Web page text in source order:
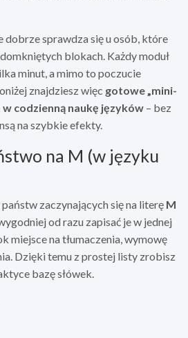
dobrze sprawdza się u osób, które
blokach. Każdy moduł
minut, a mimo to poczucie
znajdziesz więc gotowe „mini-
w codzienną naukę języków – bez
na szybkie efekty.
na M (w języku
zaczynających się na literę M
od razu zapisać je w jednej
miejsce na tłumaczenia, wymowę
Dzięki temu z prostej listy zrobisz
bazę słówek.